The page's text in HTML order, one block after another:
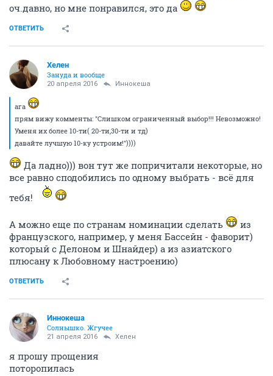
оч.давно, но мне понравился, это да
ОТВЕТИТЬ
Хелен
Зануда и вообще
20 апреля 2016 Иннокеша
ага
прям вижу комменты: "Слишком ограниченный выбор!!! Невозможно!
Уменя их более 10-ти( 20-ти,30-ти и тд)
давайте лучшую 10-ку устроим!"))))
Да ладно))) вон тут же попричитали некоторые, но
все равно сподобились по одному выбрать - всё для
тебя!
А можно еще по странам номинации сделать
из
французского, например, у меня Бассейн - фаворит)
который с Делоном и Шнайдер) а из азиатского
плюсану к Любовному настроению)
ОТВЕТИТЬ
Иннокеша
Солнышко. Жгучее
21 апреля 2016 Хелен
я прошу прощения
поторопилась